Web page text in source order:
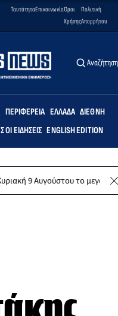
ΤαυτότηταΕπικοινωνίαΌροι
Χρήσης
Πολιτική
Απορρήτου
Αναζήτηση
ΠΕΡΙΦΈΡΕΙΑ ΕΛΛΆΔΑ ΔΙΕΘΝΉ
ΟΙ ΕΙΔΉΣΕΙΣ ENGLISH EDITION
το μεγαλύτερο